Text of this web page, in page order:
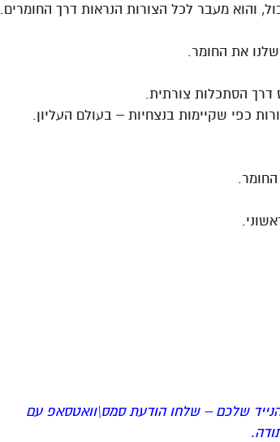
והוא מעבר לכל הצורות הנראות דרך החומרים.
את החומר.
דרך הסתכלות צורתית.
כפי שקיימות בנצחיות – בעולם העליון.
שלכם – שלחו הודעת סמס\וואטסאפ עם